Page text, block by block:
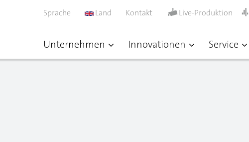
Unternehmen Innovationen Service
Sprache Land Kontakt Live-Produktion